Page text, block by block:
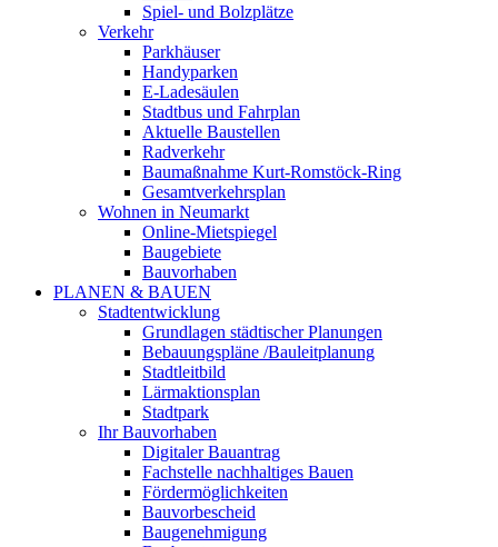
Spiel- und Bolzplätze
Verkehr
Parkhäuser
Handyparken
E-Ladesäulen
Stadtbus und Fahrplan
Aktuelle Baustellen
Radverkehr
Baumaßnahme Kurt-Romstöck-Ring
Gesamtverkehrsplan
Wohnen in Neumarkt
Online-Mietspiegel
Baugebiete
Bauvorhaben
PLANEN & BAUEN
Stadtentwicklung
Grundlagen städtischer Planungen
Bebauungspläne /Bauleitplanung
Stadtleitbild
Lärmaktionsplan
Stadtpark
Ihr Bauvorhaben
Digitaler Bauantrag
Fachstelle nachhaltiges Bauen
Fördermöglichkeiten
Bauvorbescheid
Baugenehmigung